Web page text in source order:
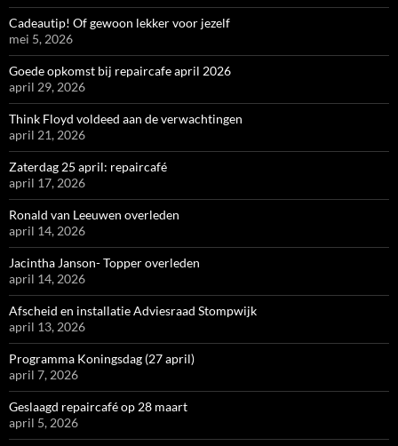
Cadeautip! Of gewoon lekker voor jezelf
mei 5, 2026
Goede opkomst bij repaircafe april 2026
april 29, 2026
Think Floyd voldeed aan de verwachtingen
april 21, 2026
Zaterdag 25 april: repaircafé
april 17, 2026
Ronald van Leeuwen overleden
april 14, 2026
Jacintha Janson- Topper overleden
april 14, 2026
Afscheid en installatie Adviesraad Stompwijk
april 13, 2026
Programma Koningsdag (27 april)
april 7, 2026
Geslaagd repaircafé op 28 maart
april 5, 2026